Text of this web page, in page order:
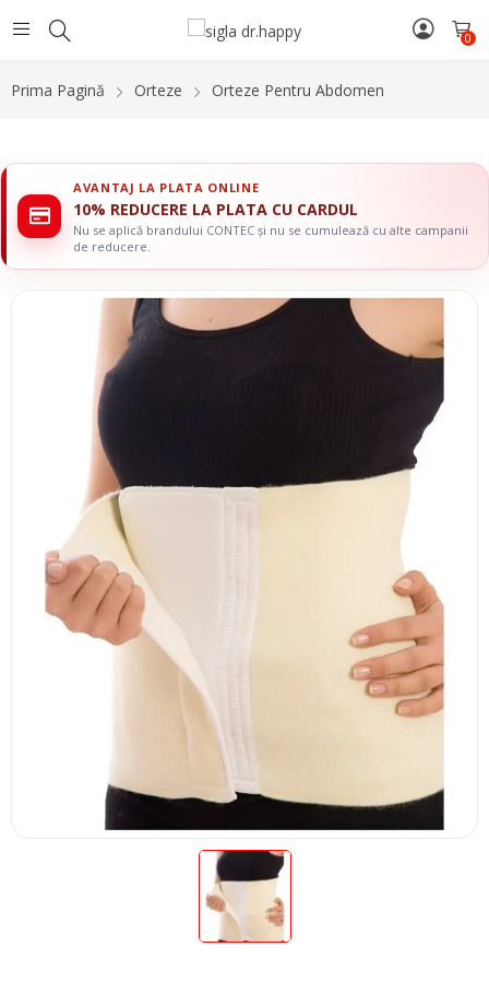
0
Prima Pagină Orteze Orteze Pentru Abdomen
AVANTAJ LA PLATA ONLINE
10% REDUCERE LA PLATA CU CARDUL
Nu se aplică brandului CONTEC și nu se cumulează cu alte campanii
de reducere.